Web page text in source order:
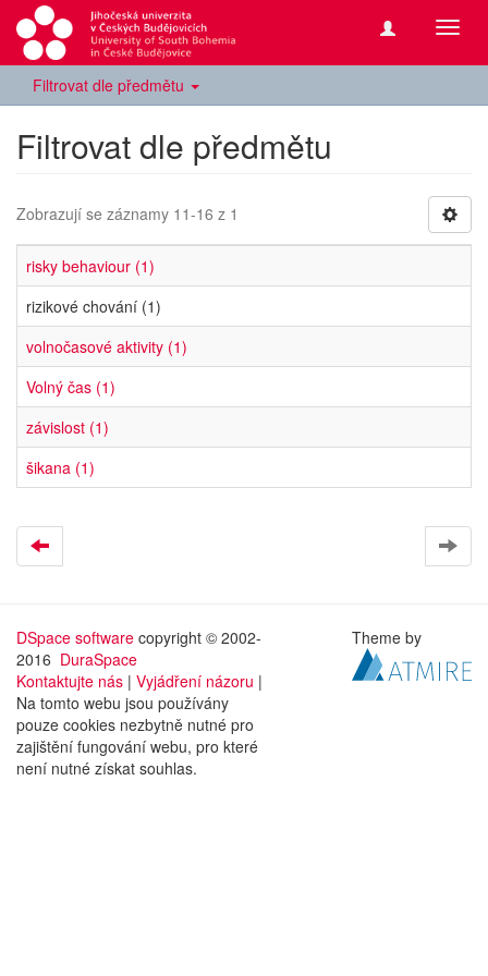
Filtrovat dle předmětu
Filtrovat dle předmětu
Zobrazují se záznamy 11-16 z 1
risky behaviour (1)
rizikové chování (1)
volnočasové aktivity (1)
Volný čas (1)
závislost (1)
šikana (1)
DSpace software copyright © 2002-
2016 DuraSpace
Kontaktujte nás | Vyjádření názoru |
Na tomto webu jsou používány
pouze cookies nezbytně nutné pro
zajištění fungování webu, pro které
není nutné získat souhlas.
Theme by